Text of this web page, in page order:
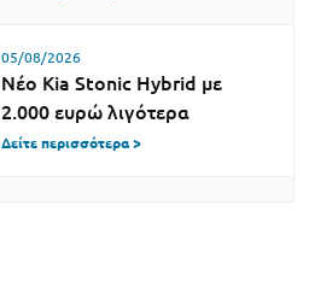
05/08/2026
Νέο Kia Stonic Hybrid με
2.000 ευρώ λιγότερα
Δείτε περισσότερα >